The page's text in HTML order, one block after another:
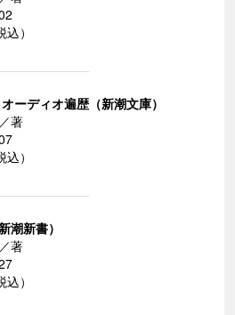
）
ーディオ遍歴（新潮文庫）
著
）
潮新書）
著
）